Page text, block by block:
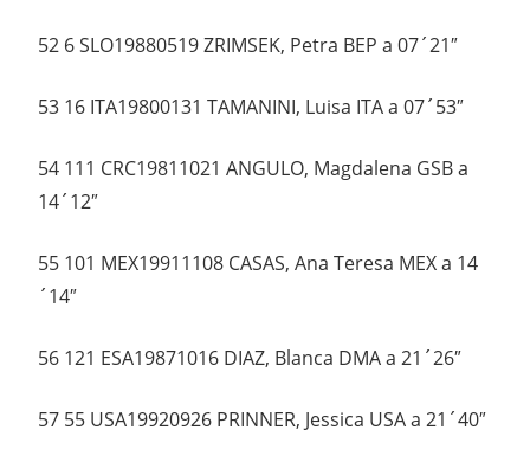
52 6 SLO19880519 ZRIMSEK, Petra BEP a 07´21″
53 16 ITA19800131 TAMANINI, Luisa ITA a 07´53″
54 111 CRC19811021 ANGULO, Magdalena GSB a
14´12″
55 101 MEX19911108 CASAS, Ana Teresa MEX a 14
´14″
56 121 ESA19871016 DIAZ, Blanca DMA a 21´26″
57 55 USA19920926 PRINNER, Jessica USA a 21´40″